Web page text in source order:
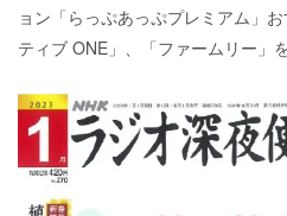
ョン「らっぷあっぷプレミアム」
ティブ ONE 」、「ファームリー」